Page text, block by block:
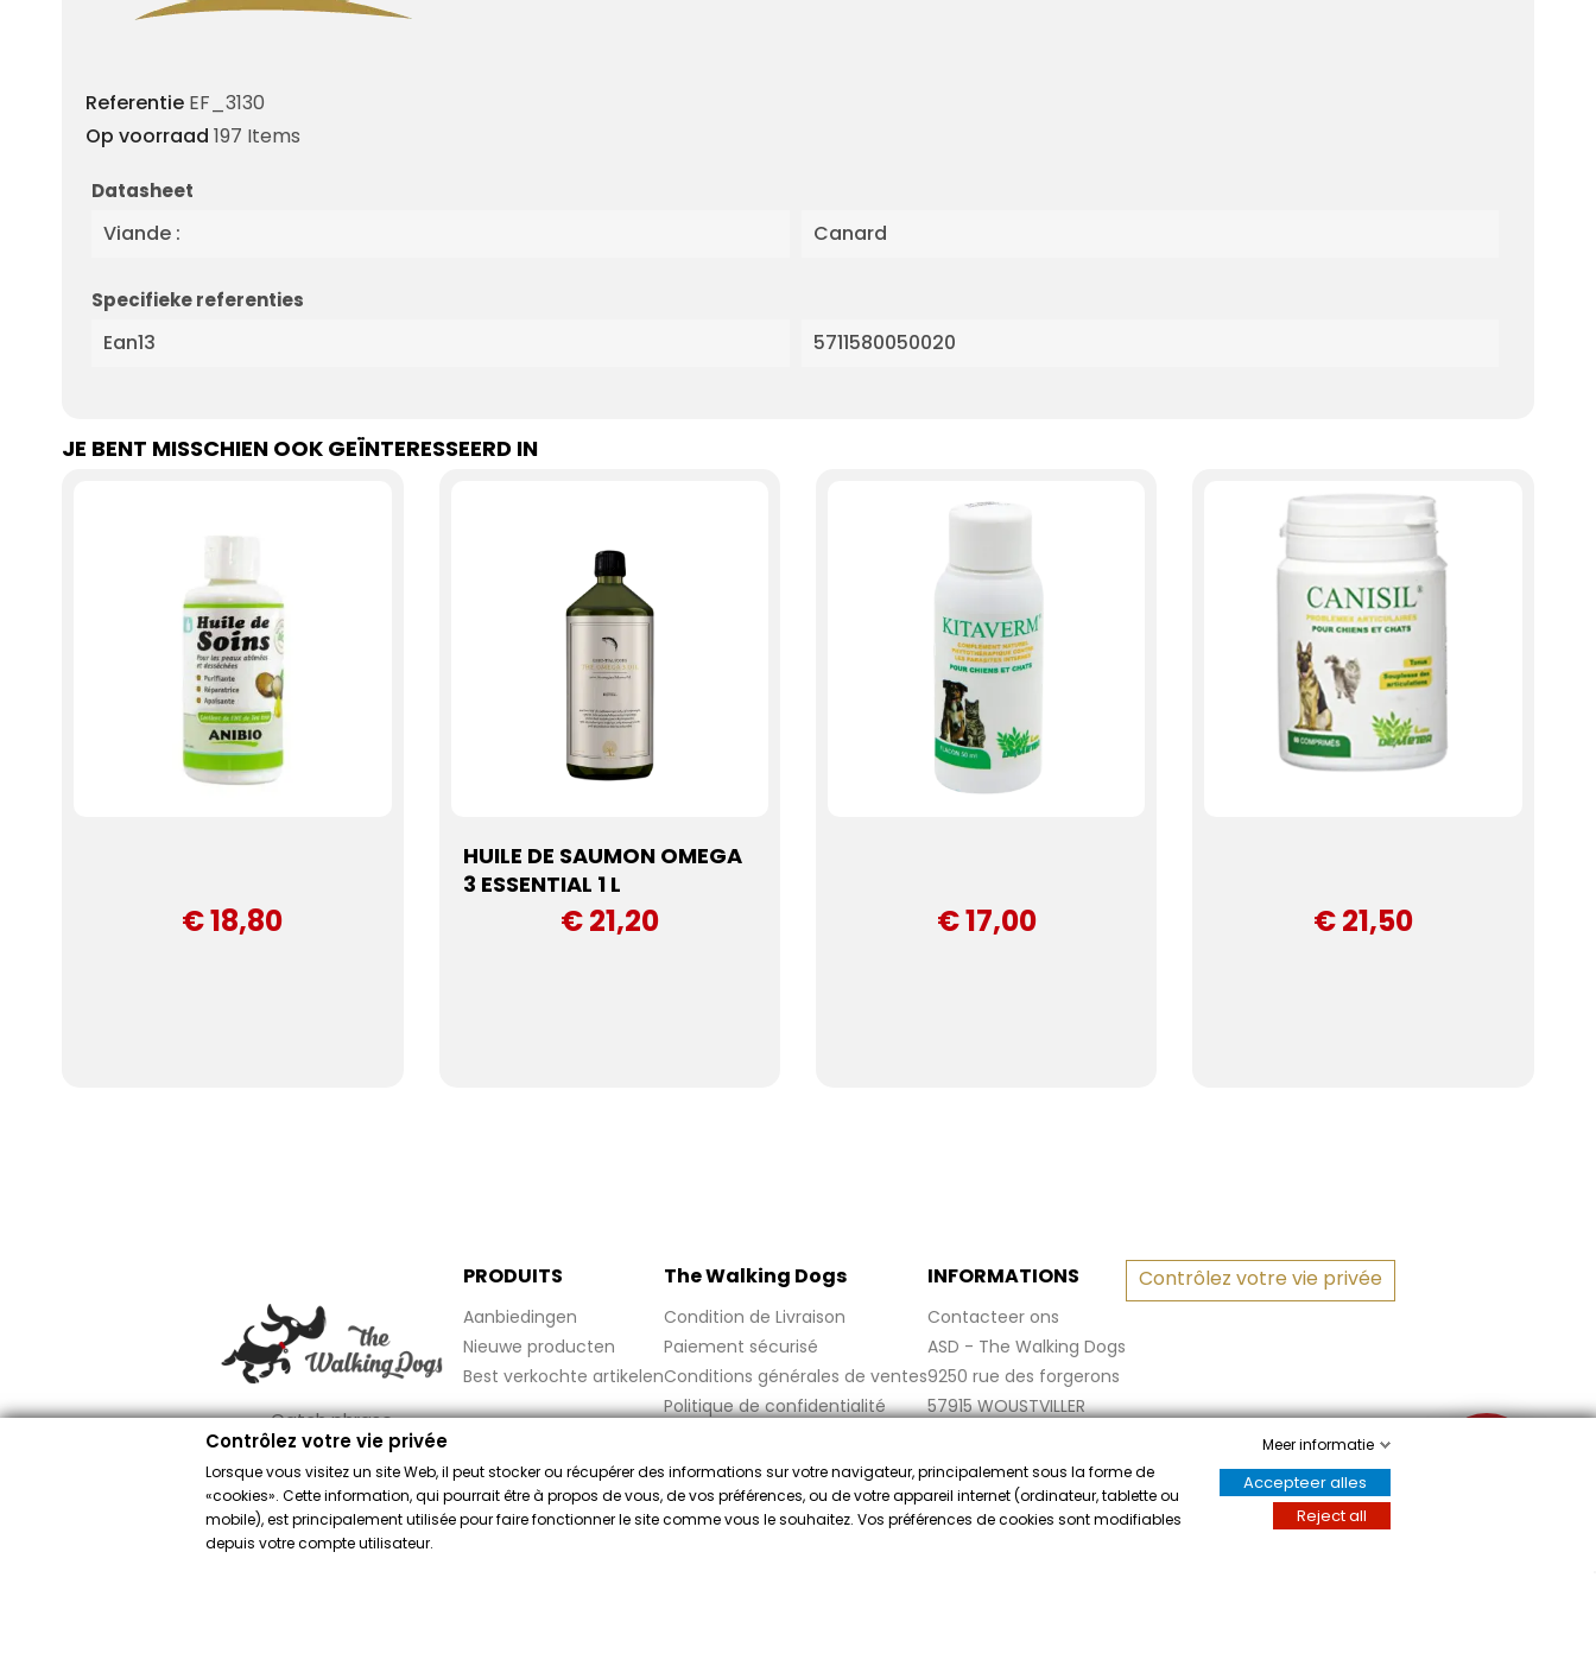
Referentie EF_3130
Op voorraad 197 Items
Datasheet
Viande : Canard
Specifieke referenties
Ean13 5711580050020
JE BENT MISSCHIEN OOK GEÏNTERESSEERD IN
€ 18,80
HUILE DE SAUMON OMEGA
3 ESSENTIAL 1 L
€ 21,20 € 17,00 € 21,50
Catch phrase
PRODUITS
Aanbiedingen
Nieuwe producten
Best verkochte artikelen
The Walking Dogs
Condition de Livraison
Paiement sécurisé
Conditions générales de ventes
Politique de confidentialité
Mentions légales
FAQ
INFORMATIONS
Contacteer ons
ASD - The Walking Dogs
9250 rue des forgerons
57915 WOUSTVILLER
Contrôlez votre vie privée
Merchant goedgekeurd door Gegarandeerde Beoordelingen Nederlandklik hier om het attest te tonen
Contrôlez votre vie privée
Lorsque vous visitez un site Web, il peut stocker ou récupérer des informations sur votre navigateur, principalement sous la forme de
«cookies». Cette information, qui pourrait être à propos de vous, de vos préférences, ou de votre appareil internet (ordinateur, tablette ou
mobile), est principalement utilisée pour faire fonctionner le site comme vous le souhaitez. Vos préférences de cookies sont modifiables
depuis votre compte utilisateur.
Meer informatie
Accepteer alles
Reject all